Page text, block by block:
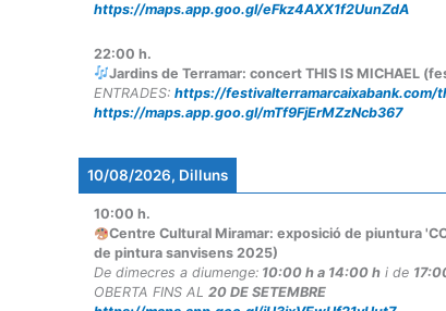
https://maps.app.goo.gl/eFkz4AXX1f2UunZdA
22:00 h.
Jardins de Terramar: concert THIS IS MICHAEL
ENTRADES: https://festivalterramarcaixabank.com/
https://maps.app.goo.gl/mTf9FjErMZzNcb367
10/08/2026, Dilluns
10:00 h.
Centre Cultural Miramar: exposició de piuntura
de pintura sanvisens 2025)
De dimecres a diumenge: 10:00 h a 14:00 h i de
OBERTA FINS AL 20 DE SETEMBRE